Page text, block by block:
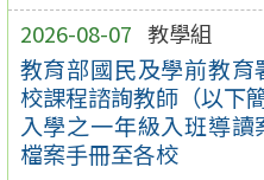
2026-08-07 教學組
教育部國民及學前教
校課程諮詢教師（以下
入學之一年級入班導
檔案手冊至各校